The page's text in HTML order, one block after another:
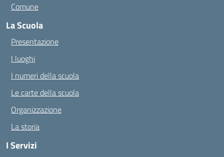
Comune
La Scuola
Presentazione
I luoghi
I numeri della scuola
Le carte della scuola
Organizzazione
La storia
I Servizi